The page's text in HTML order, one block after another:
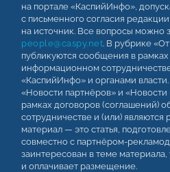
на портале «КаспийИнфо»,
с письменного согласия
на источник. Все вопросы можно
people@caspy.net. В рубрике
публикуются сообщения в рамках
информационном
«КаспийИнфо» и органами
«Новости партнёров» и
рамках договоров (соглашений)
сотрудничестве и (или) являются
материал — это статья,
совместно с партнёром-
заинтересован в теме материала,
и оплачивает размещение.